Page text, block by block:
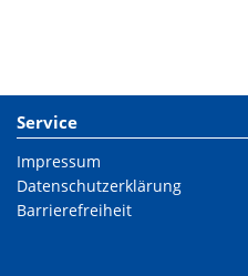
Service
Impressum
Datenschutzerklärung
Barrierefreiheit